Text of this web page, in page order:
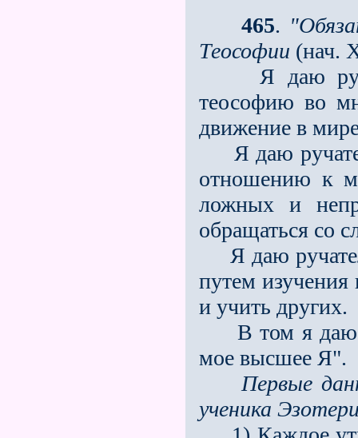
465.
Теософии (нач.
Я даю
теософию во
движение в
Я даю
отношению к
ложных и
обращаться со
Я даю
путем изучения
и учить других.
В том я даю
мое высшее Я".
Первые
ученика